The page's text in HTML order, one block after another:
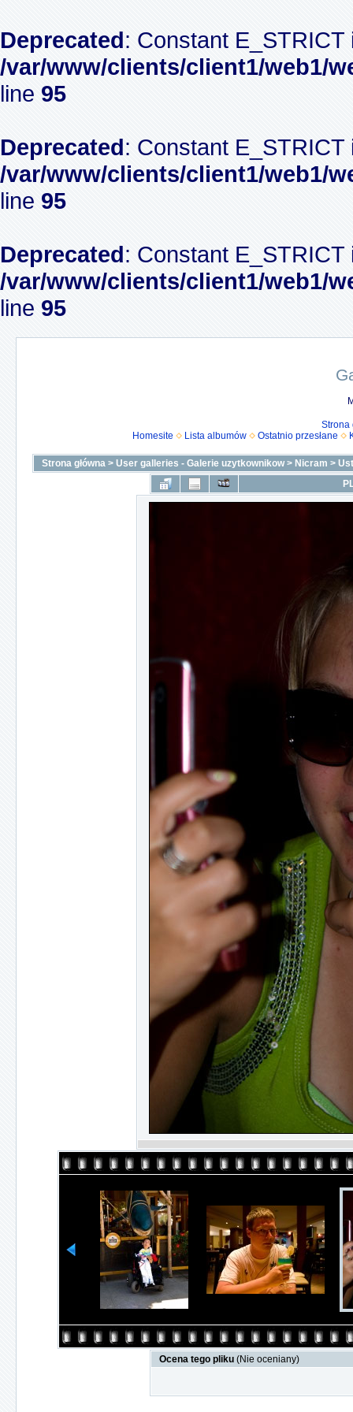
Deprecated: Constant
/var/www/clients/client1/web1/
line 95
Deprecated: Constant
/var/www/clients/client1/web1/
line 95
Deprecated: Constant
/var/www/clients/client1/web1/
line 95
Strona
Homesite
Lista albumów Ostatnio przesłane
Strona główna > User galleries - Galerie uzytkownikow> Nicram >
Ocena tego pliku (Nie oceniany)